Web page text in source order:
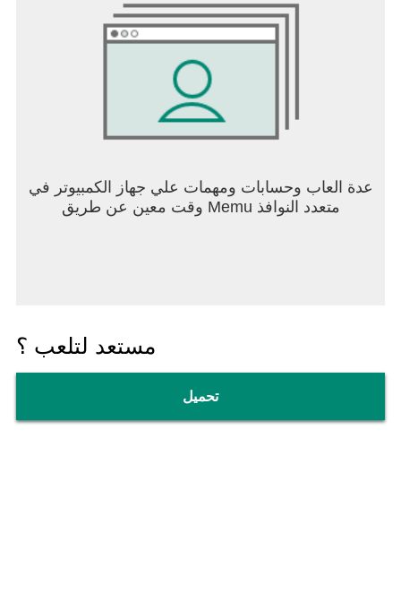
عدة العاب وحسابات ومهمات علي جهاز الكمبيوتر في
وقت معين عن طريق Memu متعدد النوافذ
مستعد لتلعب ؟
تحميل